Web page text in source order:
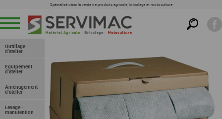
Spécialisé dans la vente de produits agricole, bricolage et motoculture
RECHERCHER DANS CETTE FAMILLE
Outillage
d'atelier
Equipement
d'atelier
Aménagement
d'atelier
Levage -
manutention